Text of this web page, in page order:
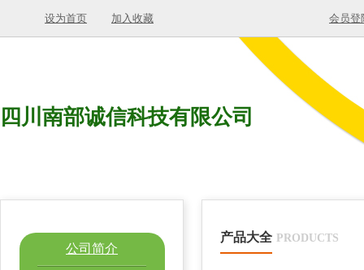
设为首页 加入收藏 会员登
四川南部诚信科技有限公司
公司简介
产品大全 PRODUCTS